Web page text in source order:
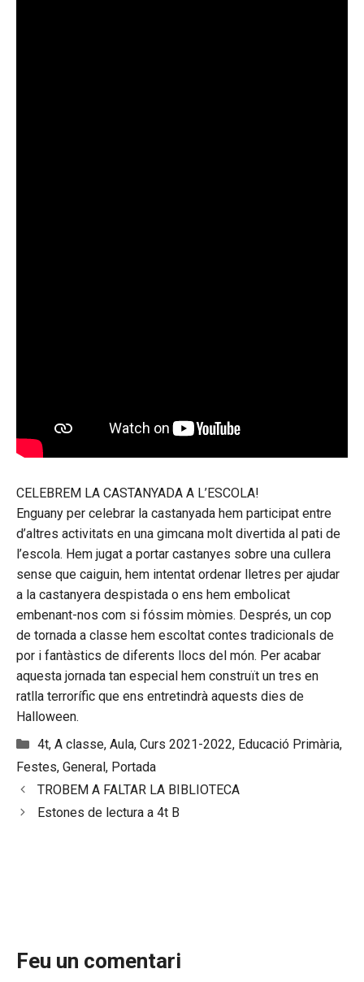
CELEBREM LA CASTANYADA A L’ESCOLA!
Enguany per celebrar la castanyada hem participat entre
d’altres activitats en una gimcana molt divertida al pati de
l’escola. Hem jugat a portar castanyes sobre una cullera
sense que caiguin, hem intentat ordenar lletres per ajudar
a la castanyera despistada o ens hem embolicat
embenant-nos com si fóssim mòmies. Després, un cop
de tornada a classe hem escoltat contes tradicionals de
por i fantàstics de diferents llocs del món. Per acabar
aquesta jornada tan especial hem construït un tres en
ratlla terrorífic que ens entretindrà aquests dies de
Halloween.
Categories
4t, A classe, Aula, Curs 2021-2022, Educació Primària,
Festes, General, Portada
TROBEM A FALTAR LA BIBLIOTECA
Estones de lectura a 4t B
Feu un comentari